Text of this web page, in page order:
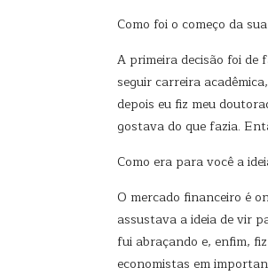
Como foi o começo da
A primeira decisão foi de
seguir carreira
depois eu fiz meu
gostava do que fazia.
Como era para você a
O mercado financeiro é
assustava a ideia de vir
fui abraçando e, enfim,
economistas em